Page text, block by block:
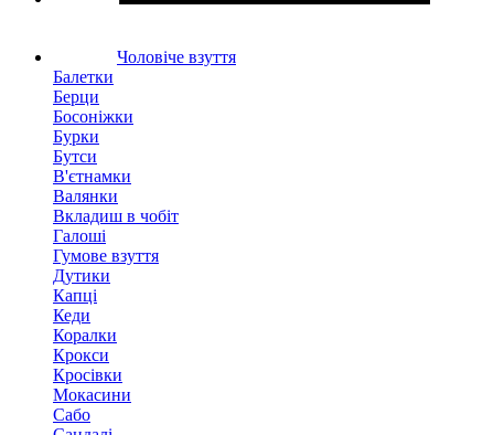
Чоловіче взуття
Балетки
Берци
Босоніжки
Бурки
Бутси
В'єтнамки
Валянки
Вкладиш в чобіт
Галоші
Гумове взуття
Дутики
Капці
Кеди
Коралки
Крокси
Кросівки
Мокасини
Сабо